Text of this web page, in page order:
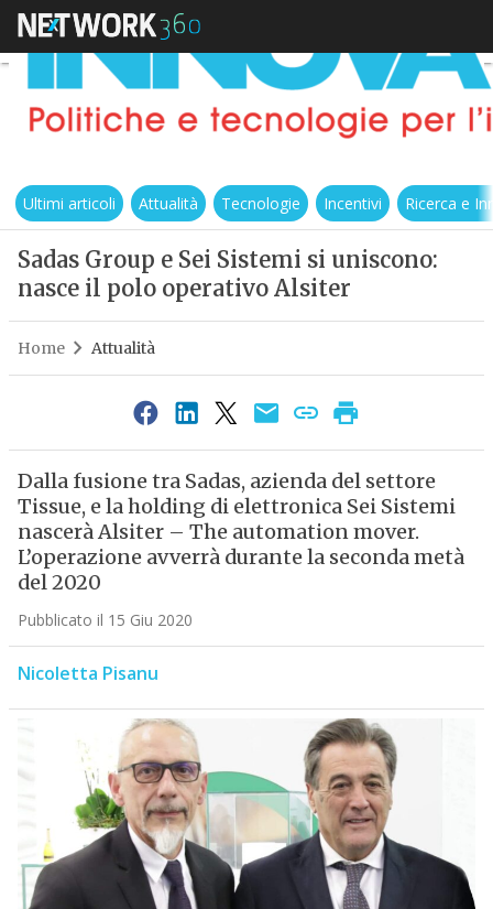
Ultimi articoli Attualità Tecnologie Incentivi Ricerca e
Sadas Group e Sei Sistemi si uniscono:
nasce il polo operativo Alsiter
Home Attualità
Dalla fusione tra Sadas, azienda del settore
Tissue, e la holding di elettronica Sei Sistemi
nascerà Alsiter – The automation mover.
L’operazione avverrà durante la seconda metà
del 2020
Pubblicato il 15 Giu 2020
Nicoletta Pisanu